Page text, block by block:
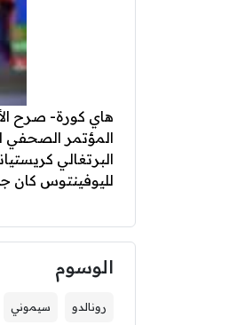
هاي كورة- صرح
المؤتمر الصحفي
البرتغالي
لليوفينتوس كان
الوسوم
رونالدو سيموني